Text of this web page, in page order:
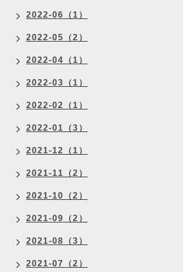
2022-06（1）
2022-05（2）
2022-04（1）
2022-03（1）
2022-02（1）
2022-01（3）
2021-12（1）
2021-11（2）
2021-10（2）
2021-09（2）
2021-08（3）
2021-07（2）